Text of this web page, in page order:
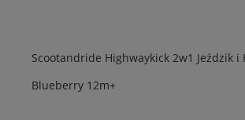
Scootandride Highwaykick 2w1 Jeździk i
Blueberry 12m+